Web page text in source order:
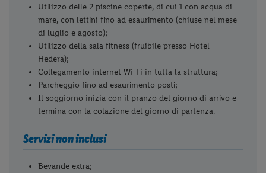
Utilizzo delle 2 piscine coperte, di cui 1 con acqua di
mare, con lettini fino ad esaurimento (chiuse nel mese
di luglio e agosto);
Utilizzo della sala fitness (fruibile presso Hotel
Hedera);
Collegamento internet Wi-Fi in tutta la struttura;
Parcheggio fino ad esaurimento posti;
Il soggiorno inizia con il pranzo del giorno di arrivo e
termina con la colazione del giorno di partenza.
Servizi non inclusi
Bevande extra;